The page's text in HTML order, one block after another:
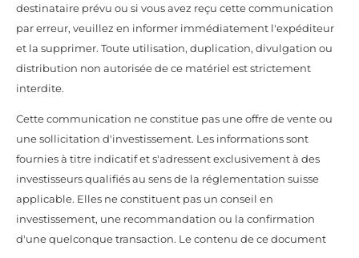
destinataire prévu ou si vous avez reçu cette communication
par erreur, veuillez en informer immédiatement l'expéditeur
et la supprimer. Toute utilisation, duplication, divulgation ou
distribution non autorisée de ce matériel est strictement
interdite.
Cette communication ne constitue pas une offre de vente ou
une sollicitation d'investissement. Les informations sont
fournies à titre indicatif et s'adressent exclusivement à des
investisseurs qualifiés au sens de la réglementation suisse
applicable. Elles ne constituent pas un conseil en
investissement, une recommandation ou la confirmation
d'une quelconque transaction. Le contenu de ce document